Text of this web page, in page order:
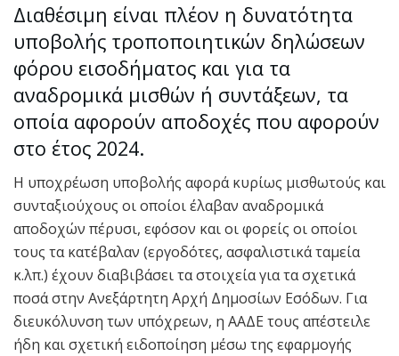
Διαθέσιμη είναι πλέον η δυνατότητα
υποβολής τροποποιητικών δηλώσεων
φόρου εισοδήματος και για τα
αναδρομικά μισθών ή συντάξεων, τα
οποία αφορούν αποδοχές που αφορούν
στο έτος 2024.
Η υποχρέωση υποβολής αφορά κυρίως μισθωτούς και
συνταξιούχους οι οποίοι έλαβαν αναδρομικά
αποδοχών πέρυσι, εφόσον και οι φορείς οι οποίοι
τους τα κατέβαλαν (εργοδότες, ασφαλιστικά ταμεία
κ.λπ.) έχουν διαβιβάσει τα στοιχεία για τα σχετικά
ποσά στην Ανεξάρτητη Αρχή Δημοσίων Εσόδων. Για
διευκόλυνση των υπόχρεων, η ΑΑΔΕ τους απέστειλε
ήδη και σχετική ειδοποίηση μέσω της εφαρμογής